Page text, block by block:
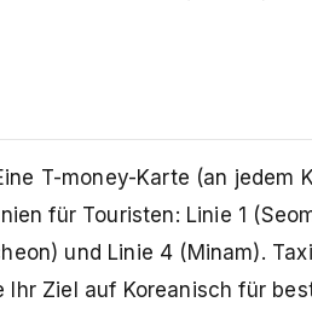
T-money-Karte (an jedem
für Touristen: Linie 1
und Linie 4 (Minam).
Ziel auf Koreanisch für